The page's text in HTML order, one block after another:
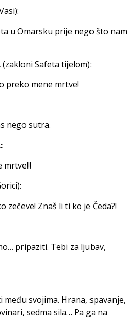
Omarsku prije nego što nam
(zakloni Safeta tijelom):
mene mrtve!
nego sutra.
Znaš li ti ko je Čeda?!
pripaziti. Tebi za ljubav,
svojima. Hrana, spavanje,
sedma sila… Pa ga na